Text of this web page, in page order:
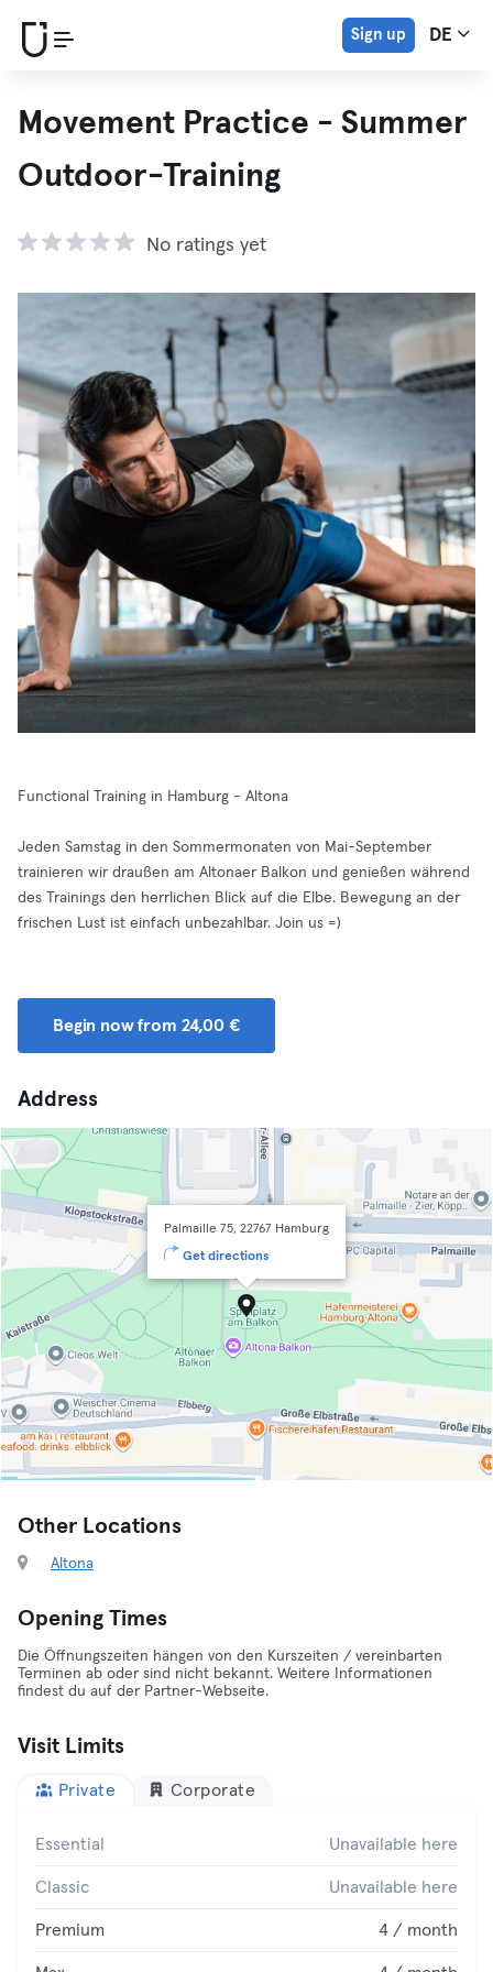
Sign up DE
Movement Practice - Summer
Outdoor-Training
No ratings yet
Functional Training in Hamburg - Altona
Jeden Samstag in den Sommermonaten von Mai-September
trainieren wir draußen am Altonaer Balkon und genießen während
des Trainings den herrlichen Blick auf die Elbe. Bewegung an der
frischen Lust ist einfach unbezahlbar. Join us =)
Begin now from 24,00 €
Address
Palmaille 75, 22767 Hamburg
Get directions
Other Locations
Altona
Opening Times
Die Öffnungszeiten hängen von den Kurszeiten / vereinbarten
Terminen ab oder sind nicht bekannt. Weitere Informationen
findest du auf der Partner-Webseite.
Visit Limits
Private Corporate
Essential Unavailable here
Classic Unavailable here
Premium 4 / month